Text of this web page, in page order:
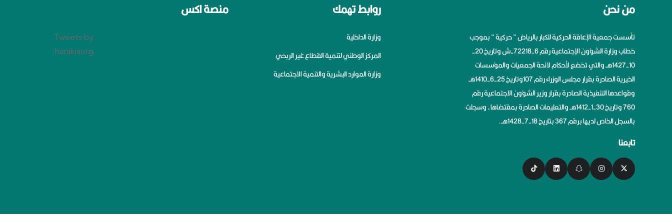
من نحن
تأسست جمعية الإعاقة الحركية للكبار بالرياض ” حركية ” بموجب
خطاب وزارة الشؤون الإجتماعية رقم 6-72218-ش وتاريخ 20-
10-1427هــ والتي تخضع لأحكام لائحة الجمعيات والمؤسسات
الخيرية الصادرة بقرار مجلس الوزراء رقم 107وتاريخ 25-6-1410هــ
وقواعدها التنفيذية الصادرة بقرار وزير الشؤون الاجتماعية رقم
760 وتاريخ 30-1-1412هــ والتعليمات الصادرة بمقتضاها، وسجلت
بالسجل الخاص لديها برقم 367 بتاريخ 18-7-1428هــ.
تابعنا
روابط تهمك
وزارة الداخلية
المركز الوطني لتنمية القطاع غير الربحي
وزارة الموارد البشرية والتنمية الاجتماعية
منصة اكس
Tweets by
harakiaorg